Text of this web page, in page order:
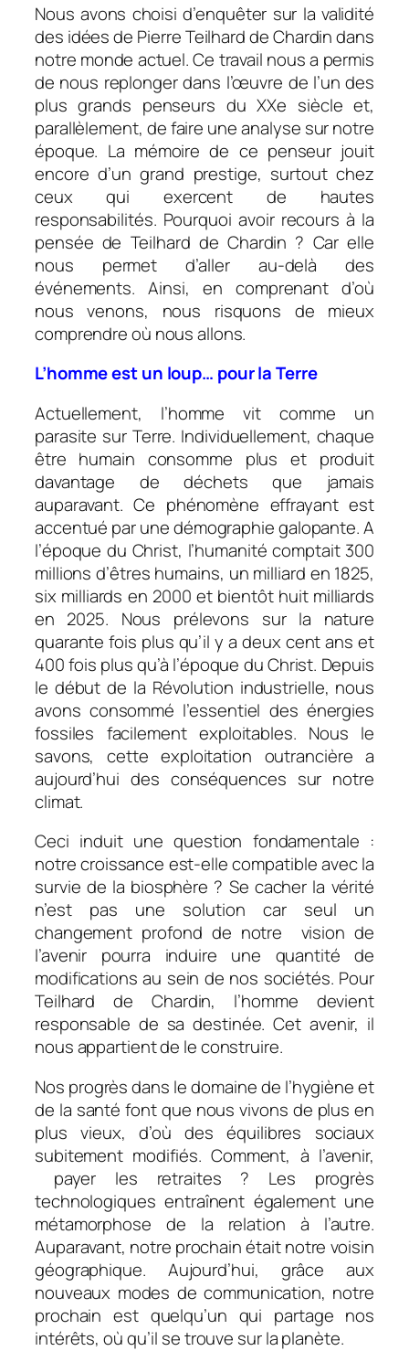
Nous avons choisi d’enquêter sur la validité
des idées de Pierre Teilhard de Chardin dans
notre monde actuel. Ce travail nous a permis
de nous replonger dans l’œuvre de l’un des
plus grands penseurs du XXe siècle et,
parallèlement, de faire une analyse sur notre
époque. La mémoire de ce penseur jouit
encore d’un grand prestige, surtout chez
ceux qui exercent de hautes
responsabilités. Pourquoi avoir recours à la
pensée de Teilhard de Chardin ? Car elle
nous permet d’aller au-delà des
événements. Ainsi, en comprenant d’où
nous venons, nous risquons de mieux
comprendre où nous allons.
L’homme est un loup… pour la Terre
Actuellement, l’homme vit comme un
parasite sur Terre. Individuellement, chaque
être humain consomme plus et produit
davantage de déchets que jamais
auparavant. Ce phénomène effrayant est
accentué par une démographie galopante. A
l’époque du Christ, l’humanité comptait 300
millions d’êtres humains, un milliard en 1825,
six milliards en 2000 et bientôt huit milliards
en 2025. Nous prélevons sur la nature
quarante fois plus qu’il y a deux cent ans et
400 fois plus qu’à l’époque du Christ. Depuis
le début de la Révolution industrielle, nous
avons consommé l’essentiel des énergies
fossiles facilement exploitables. Nous le
savons, cette exploitation outrancière a
aujourd’hui des conséquences sur notre
climat.
Ceci induit une question fondamentale :
notre croissance est-elle compatible avec la
survie de la biosphère ? Se cacher la vérité
n’est pas une solution car seul un
changement profond de notre vision de
l’avenir pourra induire une quantité de
modifications au sein de nos sociétés. Pour
Teilhard de Chardin, l’homme devient
responsable de sa destinée. Cet avenir, il
nous appartient de le construire.
Nos progrès dans le domaine de l’hygiène et
de la santé font que nous vivons de plus en
plus vieux, d’où des équilibres sociaux
subitement modifiés. Comment, à l’avenir,
payer les retraites ? Les progrès
technologiques entraînent également une
métamorphose de la relation à l’autre.
Auparavant, notre prochain était notre voisin
géographique. Aujourd’hui, grâce aux
nouveaux modes de communication, notre
prochain est quelqu’un qui partage nos
intérêts, où qu’il se trouve sur la planète.